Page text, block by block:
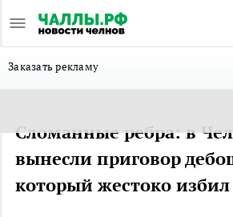
Заказать рекламу
Сломанные ребра: в
вынесли приговор
который жестоко